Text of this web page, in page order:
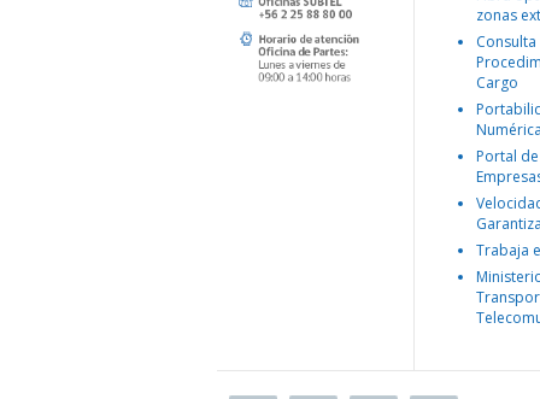
zonas
Consulta
Cargo
Portal
Trabaja